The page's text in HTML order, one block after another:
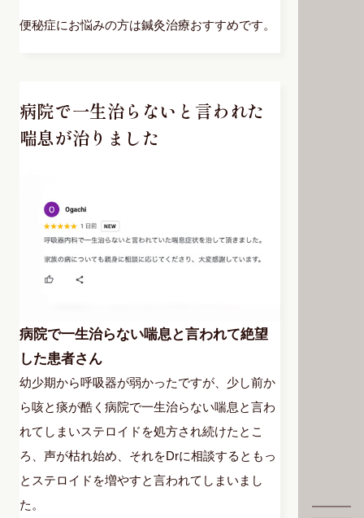
便秘症にお悩みの方は鍼灸治療おすすめです。
病院で一生治らないと言われた
喘息が治りました
病院で一生治らない喘息と言われて絶望
した患者さん
幼少期から呼吸器が弱かったですが、少し前か
ら咳と痰が酷く病院で一生治らない喘息と言わ
れてしまいステロイドを処方され続けたとこ
ろ、声が枯れ始め、それをDrに相談するともっ
とステロイドを増やすと言われてしまいまし
た。